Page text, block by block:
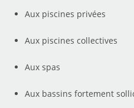
Aux piscines privées
Aux piscines collectives
Aux spas
Aux bassins fortement